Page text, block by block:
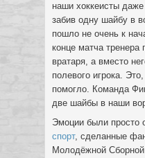
наши хоккеисты
забив одну шайбу в
пошло не очень к
конце матча тренера
вратаря, а вместо
полевого игрока.
помогло. Команда
две шайбы в наши
Эмоции были просто
спорт, сделанные
Молодёжной